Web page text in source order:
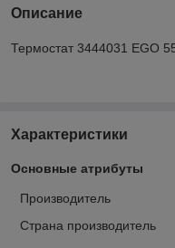
Описание
Термостат 3444031 EGO
Характеристики
Основные атрибуты
Производитель
Страна производитель